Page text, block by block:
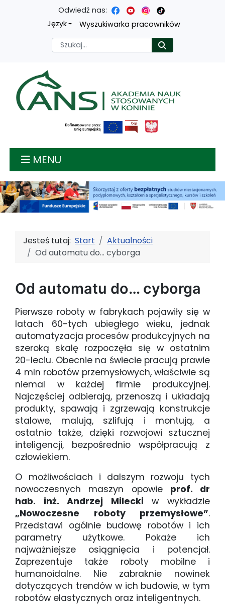
Przejdź
treści
głównej
Przejdź
menu
nawigacyjnego
Przejdź
wyszukiwarki
Przejdź
mapy
strony
Odwiedź nas:
Język
Wyszukiwarka pracowników
Szukaj
Akademia nauk
MENU
Jesteś tutaj:Start
Aktualności
Od automatu do… cyborga
Od automatu do… cyborga
Pierwsze roboty w fabrykach pojawiły się w
latach 60-tych ubiegłego wieku, jednak
automatyzacja procesów produkcyjnych na
szeroką skalę rozpoczęła się w ostatnim
20-leciu. Obecnie na świecie pracują prawie
4 mln robotów przemysłowych, właściwie są
niemal w każdej firmie produkcyjnej.
Najczęściej odbierają, przenoszą i układają
produkty, spawają i zgrzewają konstrukcje
stalowe, malują, szlifują i montują, a
ostatnio także, dzięki rozwojowi sztucznej
inteligencji, bezpośrednio współpracują z
człowiekiem.
O możliwościach i dalszym rozwoju tych
nowoczesnych maszyn opowie prof. dr
hab. inż. Andrzej Milecki w wykładzie
„Nowoczesne roboty przemysłowe”.
Przedstawi ogólnie budowę robotów i ich
parametry użytkowe. Pokaże ich
najważniejsze osiągnięcia i potencjał.
Zaprezentuje także roboty mobilne i
humanoidalne. Nie zabraknie nowinek
dotyczących trendów w ich budowie, w tym
robotów elastycznych oraz inteligentnych.